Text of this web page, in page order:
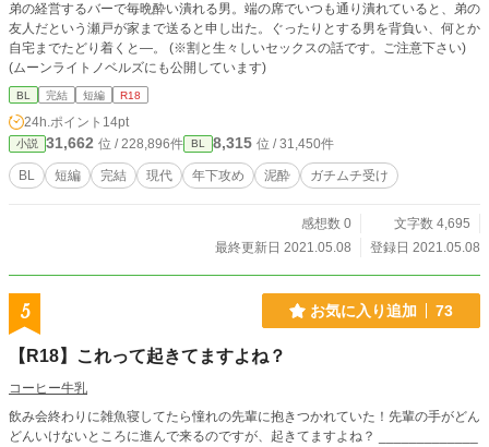
弟の経営するバーで毎晩酔い潰れる男。端の席でいつも通り潰れていると、弟の
友人だという瀬戸が家まで送ると申し出た。ぐったりとする男を背負い、何とか
自宅までたどり着くと―。 (※割と生々しいセックスの話です。ご注意下さい)
(ムーンライトノベルズにも公開しています)
BL 完結 短編 R18
24h.ポイント 14pt
小説 31,662 位 / 228,896件 BL 8,315 位 / 31,450件
BL 短編 完結 現代 年下攻め 泥酔 ガチムチ受け
感想数 0
文字数 4,695
最終更新日 2021.05.08
登録日 2021.05.08
5 お気に入り追加 73
【R18】これって起きてますよね？
コーヒー牛乳
飲み会終わりに雑魚寝してたら憧れの先輩に抱きつかれていた！先輩の手がどん
どんいけないところに進んで来るのですが、起きてますよね？ _____________